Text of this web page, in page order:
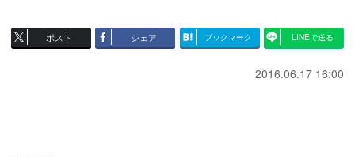
ポスト シェア ブックマーク LINEで送る
2016.06.17 16:00